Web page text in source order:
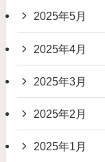
2025年5月
2025年4月
2025年3月
2025年2月
2025年1月